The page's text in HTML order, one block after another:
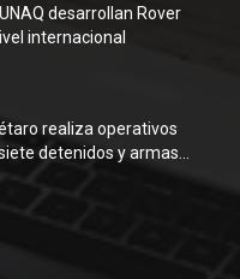
desarrollan Rover
internacional
realiza operativos
detenidos y armas...